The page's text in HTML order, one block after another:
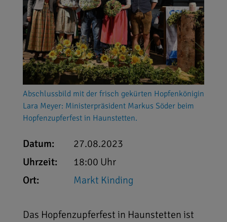
Abschlussbild mit der frisch gekürten Hopfenkönigin
Lara Meyer: Ministerpräsident Markus Söder beim
Hopfenzupferfest in Haunstetten.
Datum:
27.08.2023
Uhrzeit:
18:00 Uhr
Ort:
Markt Kinding
Das Hopfenzupferfest in Haunstetten ist